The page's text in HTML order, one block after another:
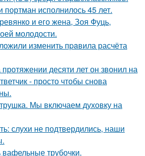
исполнилось 45 лет.
и его жена, Зоя Фуць,
молодости.
изменить пpaвила расчёта
десяти лет он звонил на
- просто чтобы снова
Мы включаем духовку на
слухи не подтвердились, наши
вафельные трубочки.